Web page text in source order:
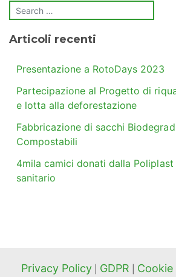
Articoli recenti
Presentazione a RotoDays 2023
Partecipazione al Progetto di
e lotta alla deforestazione
Fabbricazione di sacchi
Compostabili
4mila camici donati dalla Poliplast
sanitario
Privacy Policy GDPR Cookie